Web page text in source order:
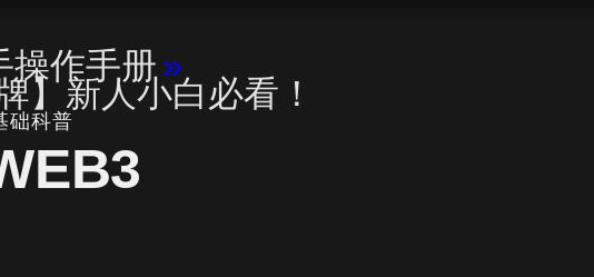
操作手册»
】新人小白必看！
础科普